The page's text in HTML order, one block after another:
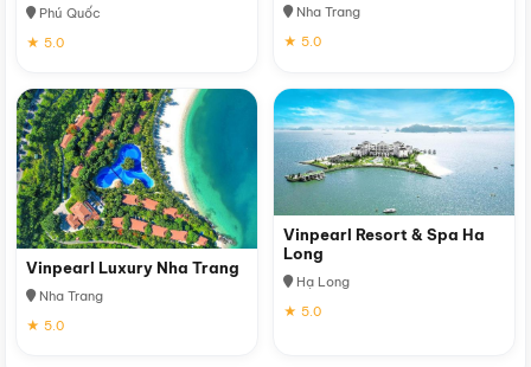
Phú Quốc
★ 5.0
Nha Trang
★ 5.0
Vinpearl Luxury Nha Trang
Nha Trang
★ 5.0
Vinpearl Resort & Spa Ha
Long
Hạ Long
★ 5.0